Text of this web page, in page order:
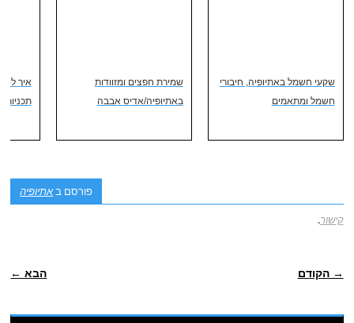
שקעי חשמל באתיופיה, חיבורי
חשמל ומתאמים
שמירת חפצים ומזוודות
באתיופיה/אדיס אבבה
איך
תכניות
פורסם באתיופיה
קישור.
→ הקודם הבא ←